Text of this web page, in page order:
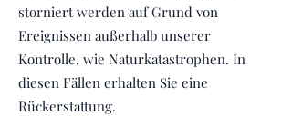
storniert werden auf Grund von
Ereignissen außerhalb unserer
Kontrolle, wie Naturkatastrophen. In
diesen Fällen erhalten Sie eine
Rückerstattung.